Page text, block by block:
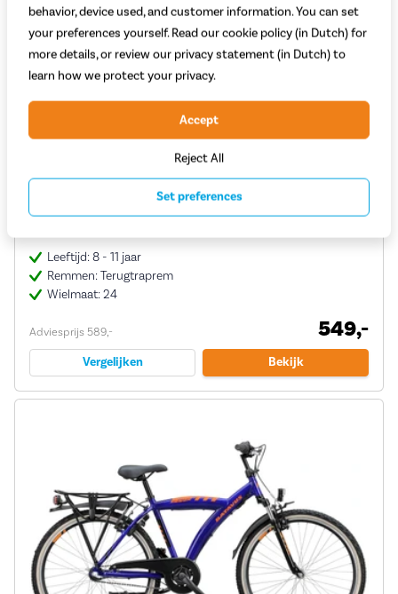
Cortina U4 Transport Mini 24 Inch 2026
Leeftijd: 8 - 11 jaar
Remmen: Terugtraprem
Wielmaat: 24
Adviesprijs 589,- 549,-
Vergelijken Bekijk
behavior, device used, and customer information. You can set
your preferences yourself. Read our cookie policy (in Dutch) for
more details, or review our privacy statement (in Dutch) to
learn how we protect your privacy.
Reject All
Accept
Set preferences